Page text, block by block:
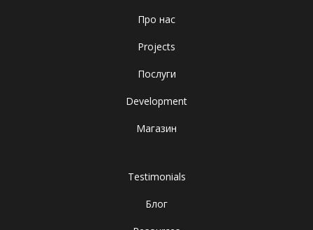
Про нас
Projects
Послуги
Development
Магазин
Testimonials
Блог